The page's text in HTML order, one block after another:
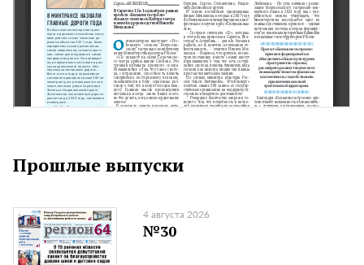
Прошлые выпуски
4 августа 2026
№30